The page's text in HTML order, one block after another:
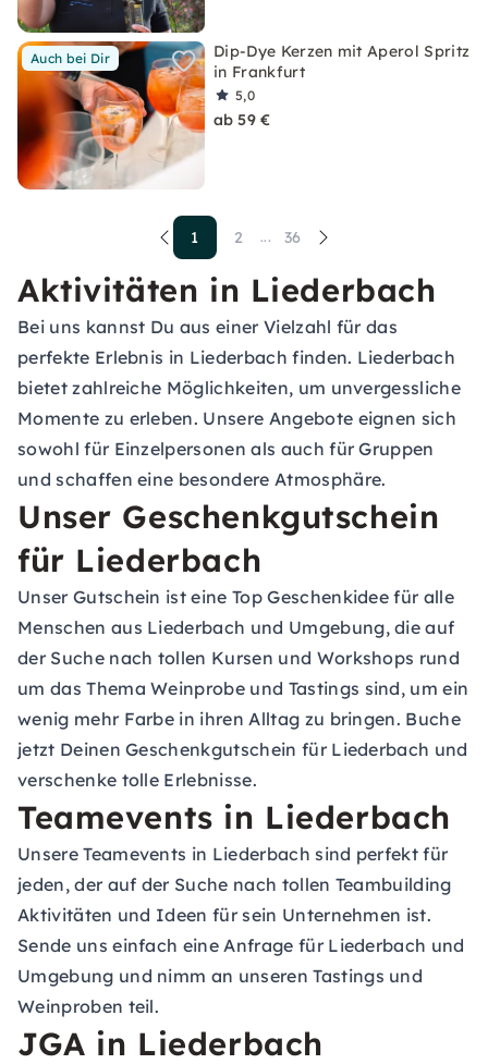
Auch bei Dir
Dip-Dye Kerzen mit Aperol Spritz
in Frankfurt
5,0
ab 59 €
1 2 ... 36
Aktivitäten in Liederbach
Bei uns kannst Du aus einer Vielzahl für das
perfekte Erlebnis in Liederbach finden. Liederbach
bietet zahlreiche Möglichkeiten, um unvergessliche
Momente zu erleben. Unsere Angebote eignen sich
sowohl für Einzelpersonen als auch für Gruppen
und schaffen eine besondere Atmosphäre.
Unser Geschenkgutschein
für Liederbach
Unser Gutschein ist eine Top Geschenkidee für alle
Menschen aus Liederbach und Umgebung, die auf
der Suche nach tollen Kursen und Workshops rund
um das Thema Weinprobe und Tastings sind, um ein
wenig mehr Farbe in ihren Alltag zu bringen. Buche
jetzt Deinen Geschenkgutschein für Liederbach und
verschenke tolle Erlebnisse.
Teamevents in Liederbach
Unsere Teamevents in Liederbach sind perfekt für
jeden, der auf der Suche nach tollen Teambuilding
Aktivitäten und Ideen für sein Unternehmen ist.
Sende uns einfach eine Anfrage für Liederbach und
Umgebung und nimm an unseren Tastings und
Weinproben teil.
JGA in Liederbach